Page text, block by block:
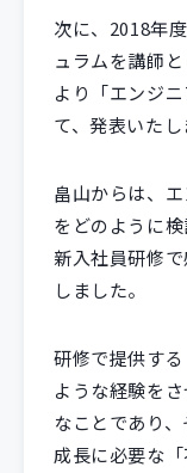
次に、2018年
ュラムを講師
より「エンジ
て、発表いたし
畠山からは、
をどのように
新入社員研修
しました。
研修で提供す
ような経験を
なことであり
成長に必要な